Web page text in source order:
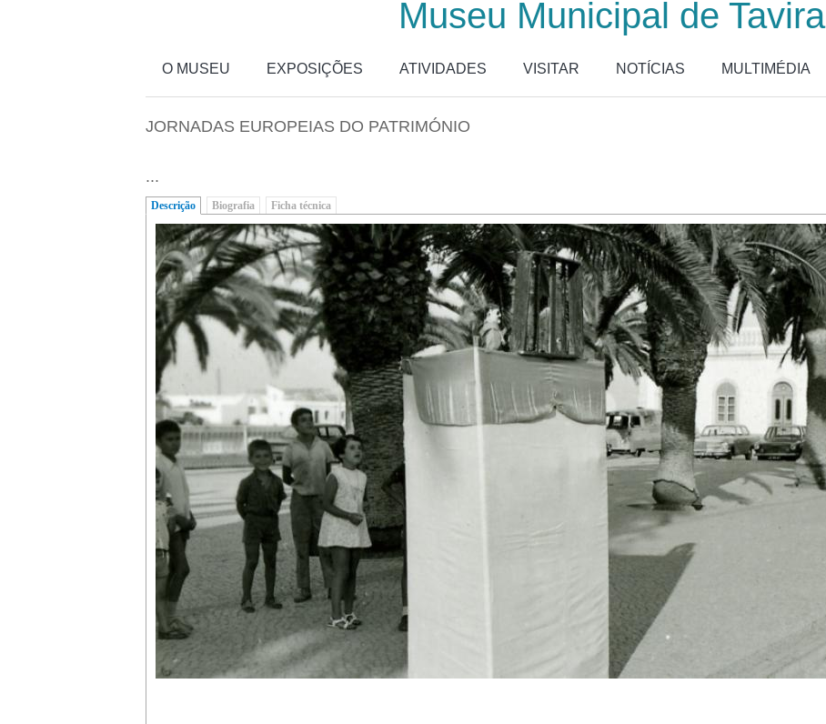
Museu Municipal de Tavira
O MUSEU EXPOSIÇÕES ATIVIDADES VISITAR NOTÍCIAS MULTIMÉDIA
JORNADAS EUROPEIAS DO PATRIMÓNIO
...
Descrição (separador ativo)
Biografia Ficha técnica